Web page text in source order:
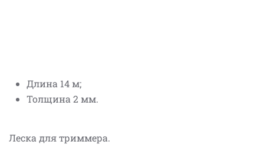
Длина 14 м;
Толщина 2 мм.
Леска для триммера.